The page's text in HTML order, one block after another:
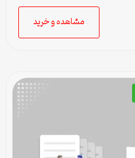
مشاهده و خرید